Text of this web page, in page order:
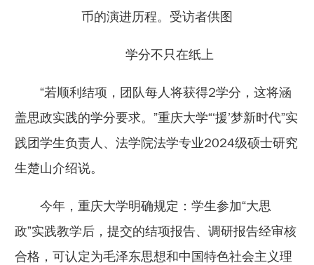
币的演进历程。受访者供图
学分不只在纸上
“若顺利结项，团队每人将获得2学分，这将涵
盖思政实践的学分要求。”重庆大学“‘援’梦新时代”实
践团学生负责人、法学院法学专业2024级硕士研究
生楚山介绍说。
今年，重庆大学明确规定：学生参加“大思
政”实践教学后，提交的结项报告、调研报告经审核
合格，可认定为毛泽东思想和中国特色社会主义理